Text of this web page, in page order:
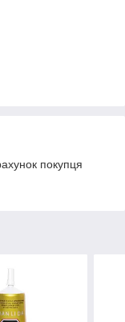
покупця